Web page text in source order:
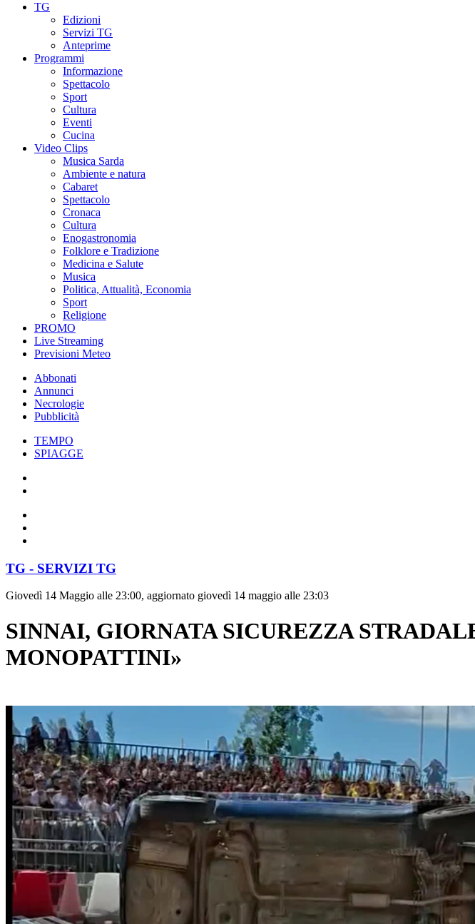
TG
Edizioni
Servizi TG
Anteprime
Programmi
Informazione
Spettacolo
Sport
Cultura
Eventi
Cucina
Video Clips
Musica Sarda
Ambiente e natura
Cabaret
Spettacolo
Cronaca
Cultura
Enogastronomia
Folklore e Tradizione
Medicina e Salute
Musica
Politica, Attualità, Economia
Sport
Religione
PROMO
Live Streaming
Previsioni Meteo
Abbonati
Annunci
Necrologie
Pubblicità
TEMPO
SPIAGGE
TG - SERVIZI TG
Giovedì 14 Maggio alle 23:00, aggiornato giovedì 14 maggio alle 23:03
SINNAI, GIORNATA SICUREZZA
MONOPATTINI»